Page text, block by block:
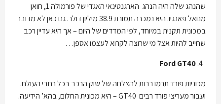
שהנהג שלה היה הנהג הארגנטינאי האגדי של פורמולה 1, חואן
מנואל פאנגיו. היא נמכרה תמורת 38.9 מיליון דולר. גם כאן לא מדובר
במכונית תקנית במיוחד, לפי המדדים של היום – אך היא עדיין רכב
שחייב להיות אצל מי שרוצה לקרוא לעצמו אספן…
Ford GT40
מכוניות פורד תרמו רבות להצלחה של שוק הרכב בכל רחבי העולם.
ועבור מעריצי פורד רבים GT40 – היא מכונית החלום, בהא’ הידיעה.